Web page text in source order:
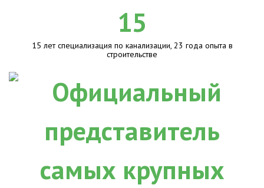
15
15 лет специализация по канализации, 23 года опыта в
строительстве